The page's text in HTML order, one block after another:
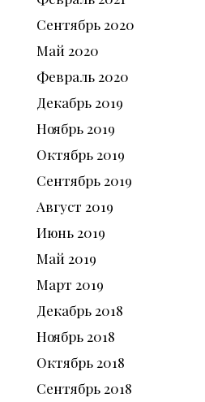
Сентябрь 2020
Май 2020
Февраль 2020
Декабрь 2019
Ноябрь 2019
Октябрь 2019
Сентябрь 2019
Август 2019
Июнь 2019
Май 2019
Март 2019
Декабрь 2018
Ноябрь 2018
Октябрь 2018
Сентябрь 2018